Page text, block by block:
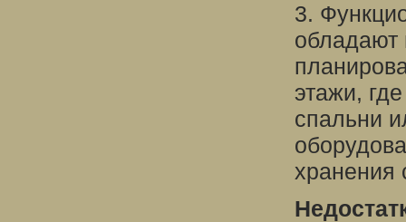
3.
обладают
этажи,
спальни
хранения